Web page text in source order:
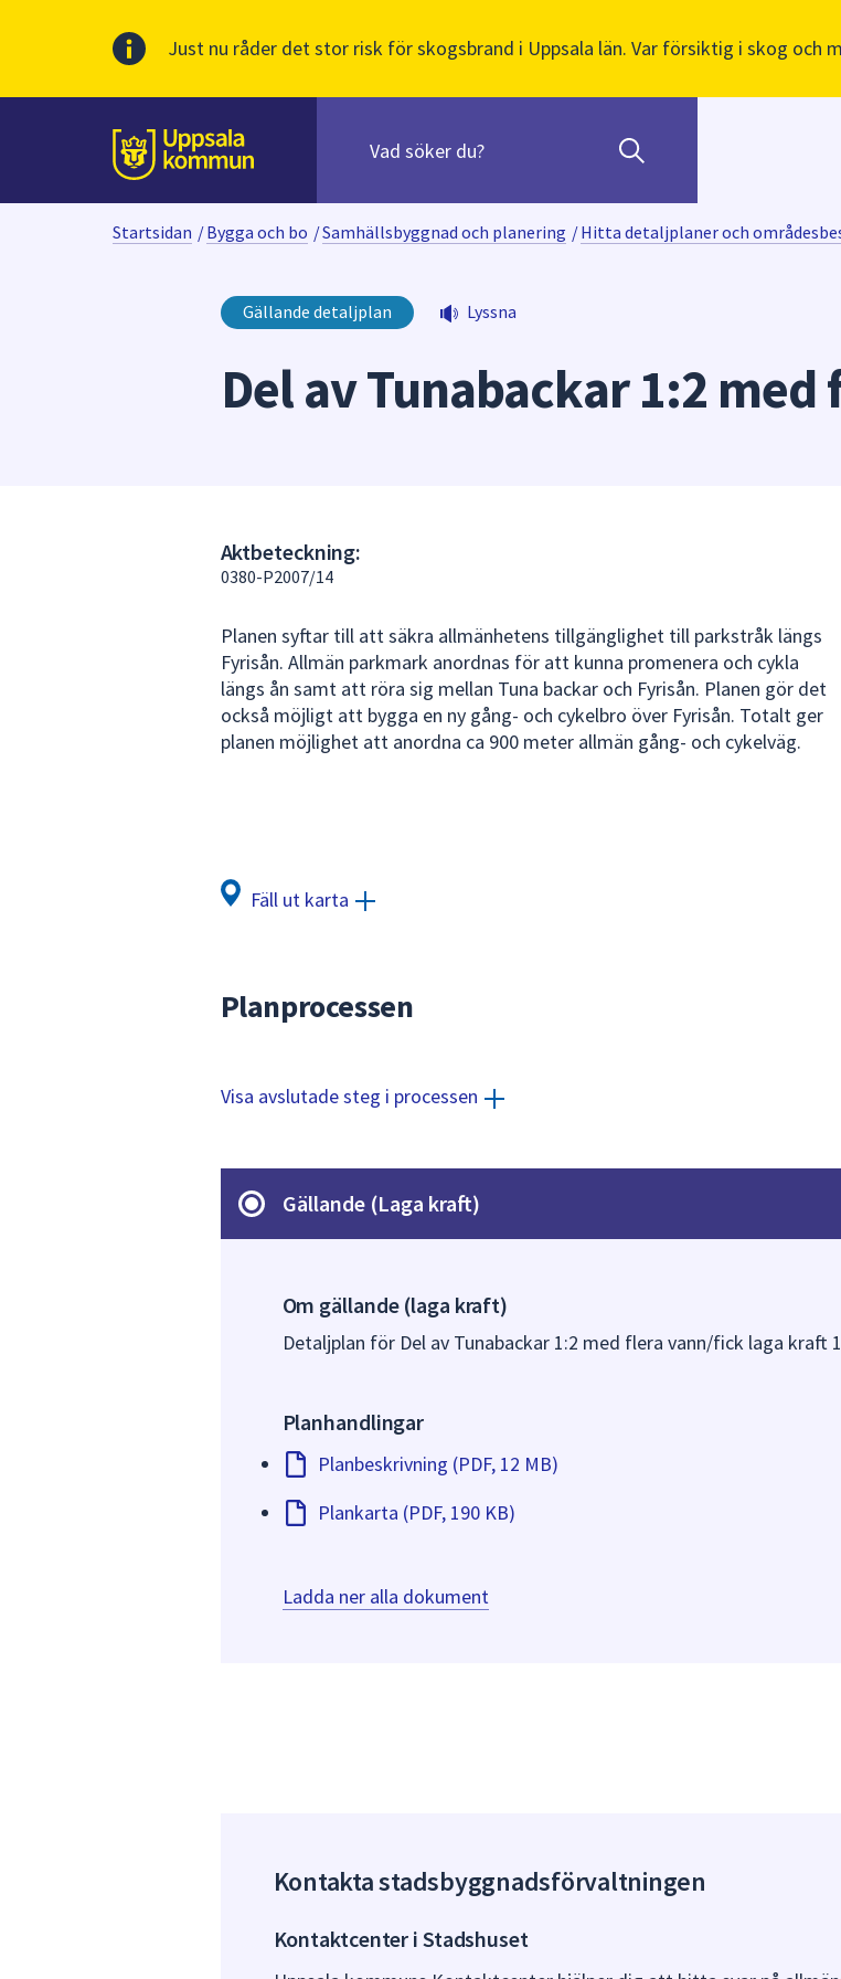
Just nu råder det stor risk för skogsbrand i Uppsala län. Var försiktig i skog och
Till sidans
huvudinnehåll
innehåll
När
börjar
skriva
sökfältet
kommer
Använd
piltangenterna
att
navigera
mellan
sökförslagen
och
av
Startsidan /Bygga och bo /Samhällsbyggnad och planering /Hitta detaljplaner och
Gällande detaljplan Lyssna
Del av Tunabackar 1:2 med
Aktbeteckning:
0380-P2007/14
Planen syftar till att säkra allmänhetens tillgänglighet till parkstråk längs
Fyrisån. Allmän parkmark anordnas för att kunna promenera och cykla
längs ån samt att röra sig mellan Tuna backar och Fyrisån. Planen gör det
också möjligt att bygga en ny gång- och cykelbro över Fyrisån. Totalt ger
planen möjlighet att anordna ca 900 meter allmän gång- och cykelväg.
Fäll ut karta
Planprocessen
Visa avslutade steg i processen
Gällande (Laga kraft)
Om gällande (laga kraft)
Detaljplan för Del av Tunabackar 1:2 med flera vann/fick laga kraft
Planhandlingar
Planbeskrivning (PDF, 12 MB)
Plankarta (PDF, 190 KB)
Ladda ner alla dokument
Kontakta stadsbyggnadsförvaltningen
Kontaktcenter i Stadshuset